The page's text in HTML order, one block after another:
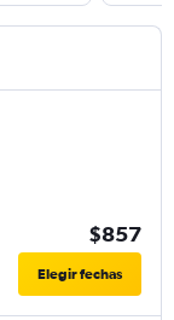
$857
Elegir fechas